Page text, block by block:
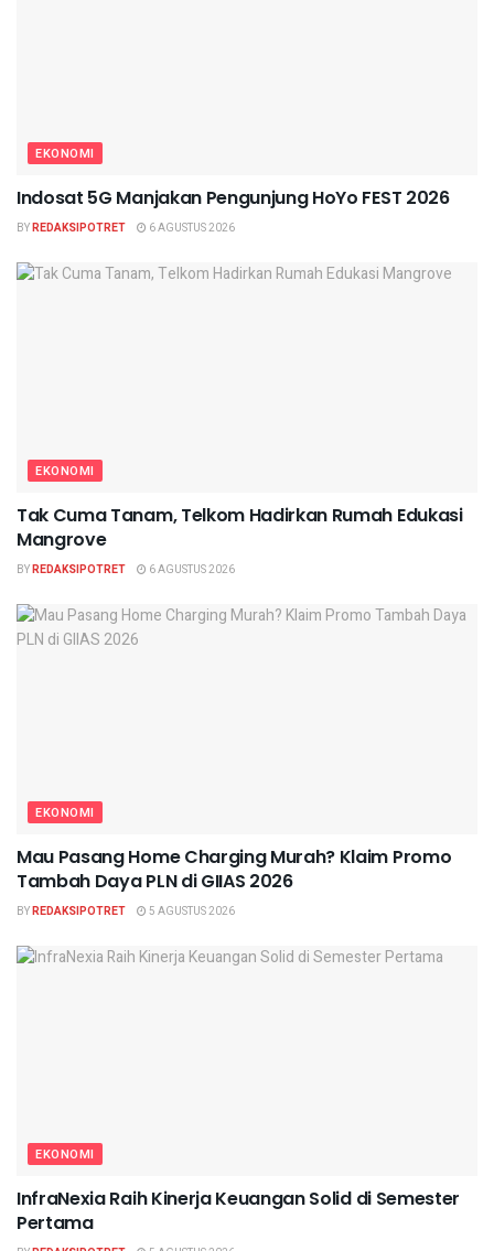
EKONOMI
Indosat 5G Manjakan Pengunjung HoYo FEST 2026
BYREDAKSIPOTRET 6 AGUSTUS 2026
EKONOMI
Tak Cuma Tanam, Telkom Hadirkan Rumah Edukasi
Mangrove
BYREDAKSIPOTRET 6 AGUSTUS 2026
EKONOMI
Mau Pasang Home Charging Murah? Klaim Promo
Tambah Daya PLN di GIIAS 2026
BYREDAKSIPOTRET 5 AGUSTUS 2026
EKONOMI
InfraNexia Raih Kinerja Keuangan Solid di Semester
Pertama